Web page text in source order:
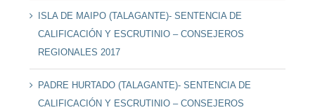
ISLA DE MAIPO (TALAGANTE)- SENTENCIA DE
CALIFICACIÓN Y ESCRUTINIO – CONSEJEROS
REGIONALES 2017
PADRE HURTADO (TALAGANTE)- SENTENCIA DE
CALIFICACIÓN Y ESCRUTINIO – CONSEJEROS